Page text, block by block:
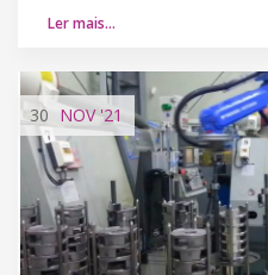
Ler mais…
30 NOV'21